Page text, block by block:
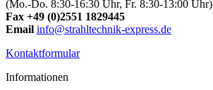
(Mo.-Do. 8:30-16:30 Uhr, Fr. 8:30-13:00 Uhr)
Fax +49 (0)2551 1829445
Email info@strahltechnik-express.de
Kontaktformular
Informationen